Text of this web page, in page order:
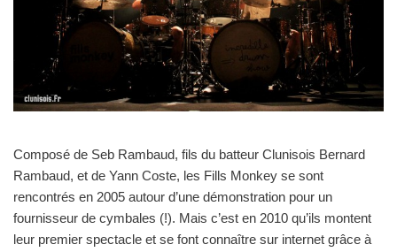
Composé de Seb Rambaud, fils du batteur Clunisois Bernard
Rambaud, et de Yann Coste, les Fills Monkey se sont
rencontrés en 2005 autour d’une démonstration pour un
fournisseur de cymbales (!). Mais c’est en 2010 qu’ils montent
leur premier spectacle et se font connaître sur internet grâce à